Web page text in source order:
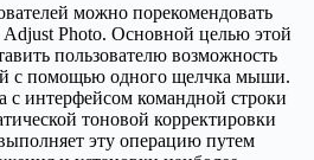
можно порекомендовать
Photo. Основной целью этой
пользователю возможность
с помощью одного щелчка мыши.
с интерфейсом командной строки
тоновой корректировки
эту операцию путем